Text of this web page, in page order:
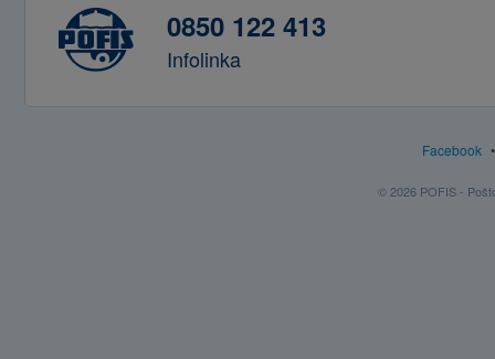
0850 122 413
Infolinka
Facebook
© 2026 POFIS -